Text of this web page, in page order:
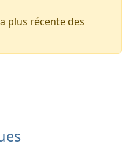
plus récente des